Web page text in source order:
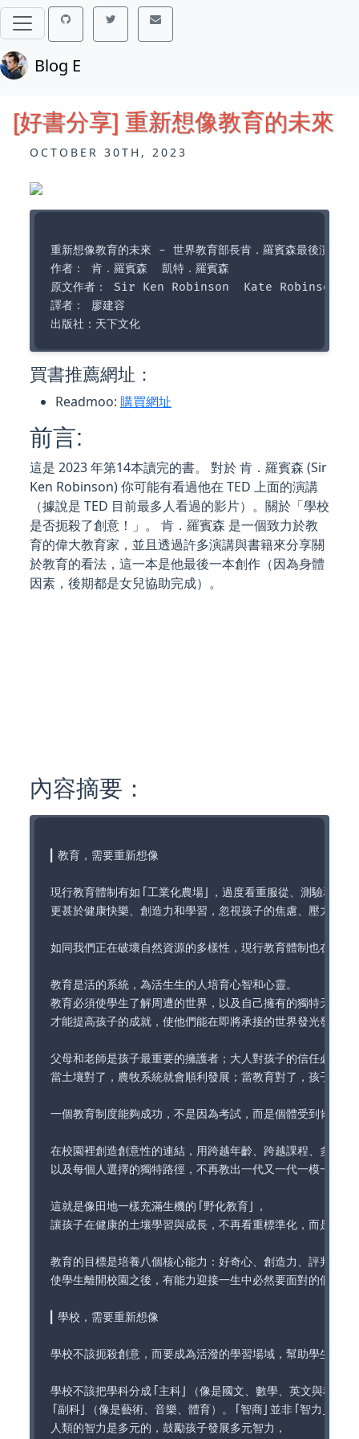
Blog E
[好書分享] 重新想像教育的未來
OCTOBER 30TH, 2023
重新想像教育的未來 - 世界教育部長肯．羅賓森最後演講，
作者： 肯．羅賓森  凱特．羅賓森
原文作者： Sir Ken Robinson  Kate Robinson
譯者： 廖建容
買書推薦網址：
Readmoo: 購買網址
前言:
這是 2023 年第14本讀完的書。 對於 肯．羅賓森 (Sir
Ken Robinson) 你可能有看過他在 TED 上面的演講
（據說是 TED 目前最多人看過的影片）。關於「學校
是否扼殺了創意！」。 肯．羅賓森 是一個致力於教
育的偉大教育家，並且透過許多演講與書籍來分享關
於教育的看法，這一本是他最後一本創作（因為身體
因素，後期都是女兒協助完成）。
內容摘要：
▎教育，需要重新想像
現行教育體制有如「工業化農場」，過度看重服從、測驗和考
更甚於健康快樂、創造力和學習，忽視孩子的焦慮、壓力和迷
如同我們正在破壞自然資源的多樣性，現行教育體制也在毀滅
教育是活的系統，為活生生的人培育心智和心靈。
教育必須使學生了解周遭的世界，以及自己擁有的獨特天賦，
才能提高孩子的成就，使他們能在即將承接的世界發光發熱。
父母和老師是孩子最重要的擁護者；大人對孩子的信任必須高
當土壤對了，農牧系統就會順利發展；當教育對了，孩子便會
一個教育制度能夠成功，不是因為考試，而是個體受到肯定，
在校園裡創造創意性的連結，用跨越年齡、跨越課程、多學
以及每個人選擇的獨特路徑，不再教出一代又一代一模一樣
這就是像田地一樣充滿生機的「野化教育」，
讓孩子在健康的土壤學習與成長，不再看重標準化，而是發展
教育的目標是培養八個核心能力：好奇心、創造力、評判力
使學生離開校園之後，有能力迎接一生中必然要面對的個人、
▎學校，需要重新想像
學校不該扼殺創意，而要成為活潑的學習場域，幫助學生真
學校不該把學科分成「主科」（像是國文、數學、英文與科學
「副科」（像是藝術、音樂、體育）。「智商」並非「智力」的全
人類的智力是多元的，鼓勵孩子發展多元智力，